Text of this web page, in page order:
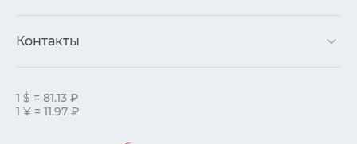
Контакты
1 $ = 81.13 ₽
1 ¥ = 11.97 ₽